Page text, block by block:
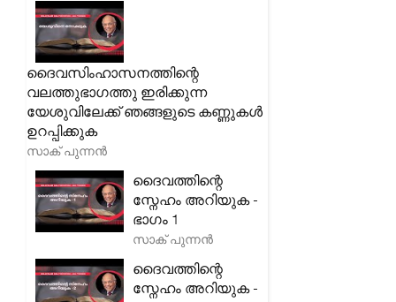
ദൈവസിംഹാസനത്തിന്റെ
വലത്തുഭാഗത്തു ഇരിക്കുന്ന
യേശുവിലേക്ക് ഞങ്ങളുടെ കണ്ണുകൾ
ഉറപ്പിക്കുക
സാക് പുന്നൻ
ദൈവത്തിന്റെ
സ്നേഹം അറിയുക -
ഭാഗം 1
സാക് പുന്നൻ
ദൈവത്തിന്റെ
സ്നേഹം അറിയുക -